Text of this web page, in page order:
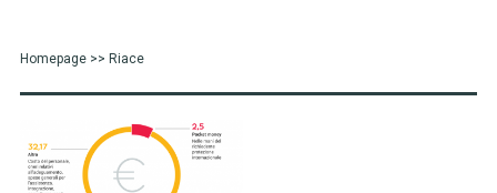
Homepage>> Riace